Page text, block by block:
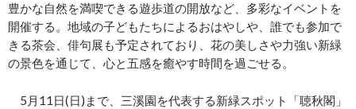
豊かな自然を満喫できる遊歩道の開放など、多彩なイベントを
開催する。地域の子どもたちによるおはやしや、誰でも参加で
きる茶会、俳句展も予定されており、花の美しさや力強い新緑
の景色を通じて、心と五感を癒やす時間を過ごせる。
5月11日(日)まで、三溪園を代表する新緑スポット「聴秋閣」